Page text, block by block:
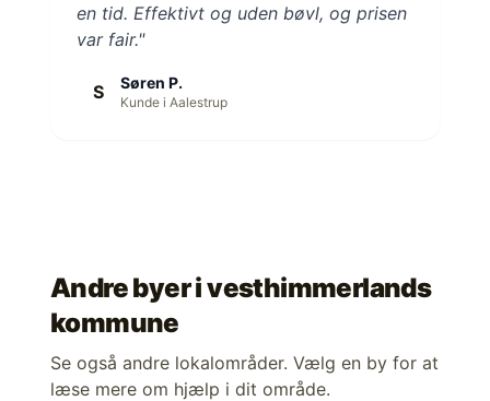
en tid. Effektivt og uden bøvl, og prisen
var fair."
S Søren P.
Kunde i Aalestrup
Andre byer ivesthimmerlands
kommune
Se også andre lokalområder. Vælg en by for at
læse mere om hjælp i dit område.